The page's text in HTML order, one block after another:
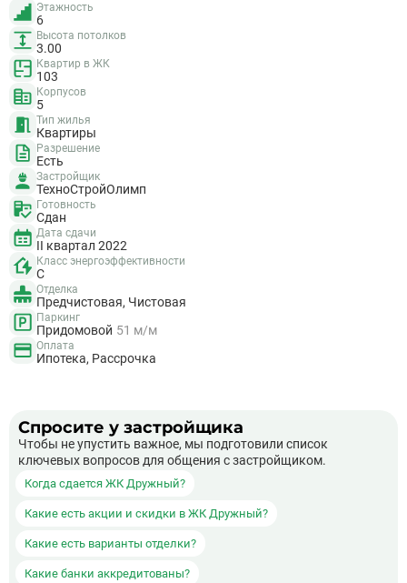
Этажность
6
Высота потолков
3.00
Квартир в ЖК
103
Корпусов
5
Тип жилья
Квартиры
Разрешение
Есть
Застройщик
ТехноСтройОлимп
Готовность
Сдан
Дата сдачи
II квартал 2022
Класс энергоэффективности
C
Отделка
Предчистовая, Чистовая
Паркинг
Придомовой 51 м/м
Оплата
Ипотека, Рассрочка
Спросите у застройщика
Чтобы не упустить важное, мы подготовили список
ключевых вопросов для общения с застройщиком.
Когда сдается ЖК Дружный?
Какие есть акции и скидки в ЖК Дружный?
Какие есть варианты отделки?
Какие банки аккредитованы?